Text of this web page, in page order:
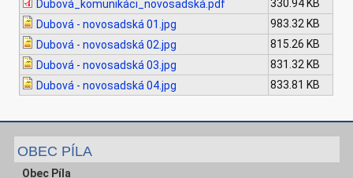
Dubová_komunikáci_novosadská.pdf
330.94 KB
Dubová - novosadská 01.jpg
983.32 KB
Dubová - novosadská 02.jpg
815.26 KB
Dubová - novosadská 03.jpg
831.32 KB
Dubová - novosadská 04.jpg
833.81 KB
OBEC PÍLA
Obec Píla